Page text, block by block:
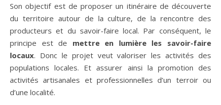
Son objectif est de proposer un itinéraire de découverte
du territoire autour de la culture, de la rencontre des
producteurs et du savoir-faire local. Par conséquent, le
principe est de mettre en lumière les savoir-faire
locaux. Donc le projet veut valoriser les activités des
populations locales. Et assurer ainsi la promotion des
activités artisanales et professionnelles d’un terroir ou
d’une localité.